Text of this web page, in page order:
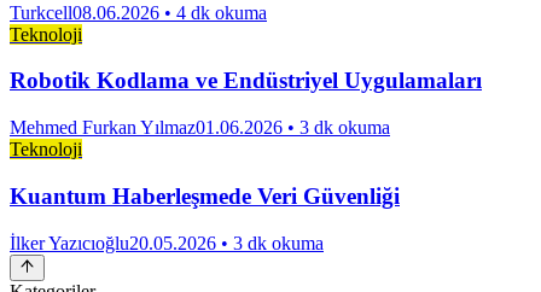
Turkcell08.06.2026 • 4 dk okuma
Teknoloji
Robotik Kodlama ve Endüstriyel Uygulamaları
Mehmed Furkan Yılmaz01.06.2026 • 3 dk okuma
Teknoloji
Kuantum Haberleşmede Veri Güvenliği
İlker Yazıcıoğlu20.05.2026 • 3 dk okuma